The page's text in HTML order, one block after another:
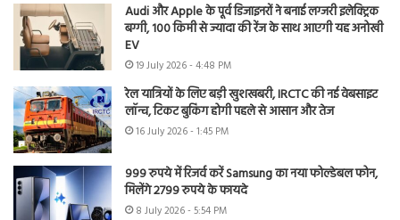
Audi और Apple के पूर्व डिजाइनरों ने बनाई लग्जरी इलेक्ट्रिक
बग्गी, 100 किमी से ज्यादा की रेंज के साथ आएगी यह अनोखी
EV
19 July 2026 - 4:48 PM
रेल यात्रियों के लिए बड़ी खुशखबरी, IRCTC की नई वेबसाइट
लॉन्च, टिकट बुकिंग होगी पहले से आसान और तेज
16 July 2026 - 1:45 PM
999 रुपये में रिजर्व करें Samsung का नया फोल्डेबल फोन,
मिलेंगे 2799 रुपये के फायदे
8 July 2026 - 5:54 PM